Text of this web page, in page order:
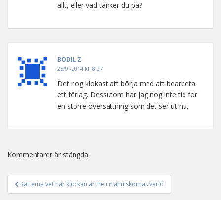
allt, eller vad tänker du på?
BODIL Z
25/9 -2014 kl. 8:27
Det nog klokast att börja med att bearbeta
ett förlag. Dessutom har jag nog inte tid för
en större översättning som det ser ut nu.
Kommentarer är stängda.
Inläggsnavigering
Katterna vet när klockan är tre i människornas värld